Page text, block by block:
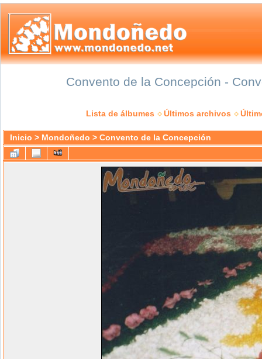
Convento de la Concepción -
Lista de álbumes Últimos archivos
Inicio > Mondoñedo > Convento de la Concepción